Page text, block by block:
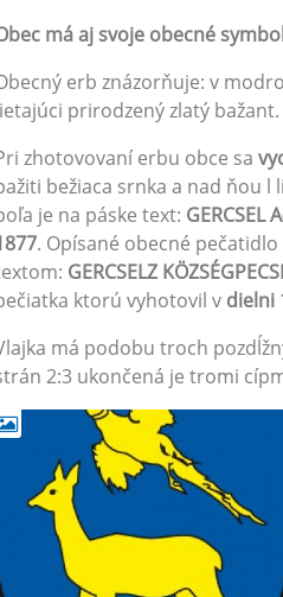
má aj svoje obecné
erb znázorňuje: v
prirodzený zlatý bažant.
zhotovovaní erbu obce sa
bežiaca srnka a nad ňou
je na páske text: GERCSEL
. Opísané obecné pečatidlo
GERCSELZ
ktorú vyhotovil v dielni
má podobu troch
2:3 ukončená je tromi